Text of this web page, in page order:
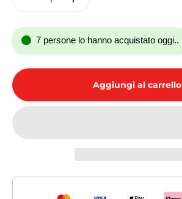
7 persone lo hanno acquistato oggi..
Aggiungi al carrello